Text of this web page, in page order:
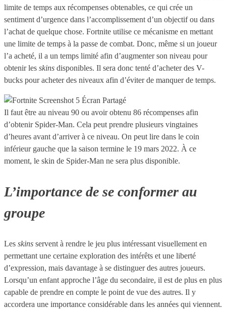
limite de temps aux récompenses obtenables, ce qui crée un
sentiment d’urgence dans l’accomplissement d’un objectif ou dans
l’achat de quelque chose. Fortnite utilise ce mécanisme en mettant
une limite de temps à la passe de combat. Donc, même si un joueur
l’a acheté, il a un temps limité afin d’augmenter son niveau pour
obtenir les skins disponibles. Il sera donc tenté d’acheter des V-
bucks pour acheter des niveaux afin d’éviter de manquer de temps.
Il faut être au niveau 90 ou avoir obtenu 86 récompenses afin
d’obtenir Spider-Man. Cela peut prendre plusieurs vingtaines
d’heures avant d’arriver à ce niveau. On peut lire dans le coin
inférieur gauche que la saison termine le 19 mars 2022. À ce
moment, le skin de Spider-Man ne sera plus disponible.
L’importance de se conformer au
groupe
Les skins servent à rendre le jeu plus intéressant visuellement en
permettant une certaine exploration des intérêts et une liberté
d’expression, mais davantage à se distinguer des autres joueurs.
Lorsqu’un enfant approche l’âge du secondaire, il est de plus en plus
capable de prendre en compte le point de vue des autres. Il y
accordera une importance considérable dans les années qui viennent.